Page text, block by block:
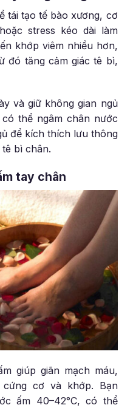
tái tạo tế bào xương, cơ
stress kéo dài làm
khớp viêm nhiều hơn,
đó tăng cảm giác tê bì,
và giữ không gian ngủ
thể ngâm chân nước
để kích thích lưu thông
bì chân.
tay chân
giúp giãn mạch máu,
cơ và khớp. Bạn
ấm 40–42°C, có thể